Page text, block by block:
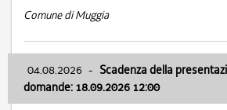
Comune di Muggia
04.08.2026 - Scadenza della
domande: 18.09.2026 12:00